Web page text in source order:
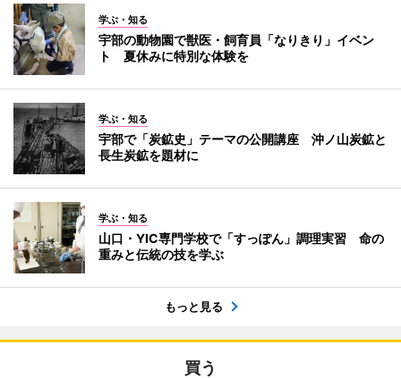
学ぶ・知る
宇部の動物園で獣医・飼育員「なりきり」イベン
ト 夏休みに特別な体験を
学ぶ・知る
宇部で「炭鉱史」テーマの公開講座 沖ノ山炭鉱と
長生炭鉱を題材に
学ぶ・知る
山口・YIC専門学校で「すっぽん」調理実習 命の
重みと伝統の技を学ぶ
もっと見る
買う